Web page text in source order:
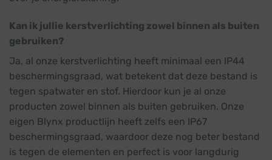
Kan ik jullie kerstverlichting zowel binnen als buiten
gebruiken?
Ja, al onze kerstverlichting heeft minimaal een IP44
beschermingsgraad, wat betekent dat deze bestand is
tegen spatwater en stof. Hierdoor kun je al onze
producten zowel binnen als buiten gebruiken. Onze
eigen Blynx productlijn heeft zelfs een IP67
beschermingsgraad, waardoor deze nog beter bestand
is tegen de elementen en perfect is voor langdurig